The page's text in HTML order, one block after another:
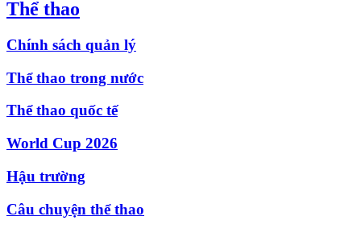
Thể thao
Chính sách quản lý
Thể thao trong nước
Thể thao quốc tế
World Cup 2026
Hậu trường
Câu chuyện thể thao